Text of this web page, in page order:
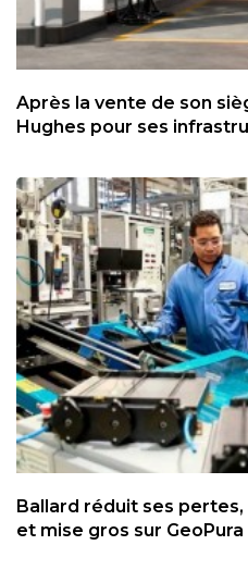
Après la vente de son
Hughes pour ses
Ballard réduit ses
et mise gros sur GeoPura